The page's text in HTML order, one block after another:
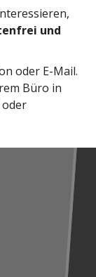
und
oder E-Mail.
Büro in
oder